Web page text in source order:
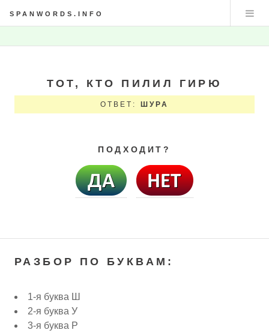
SPANWORDS.INFO
ТОТ, КТО ПИЛИЛ ГИРЮ
ОТВЕТ: ШУРА
ПОДХОДИТ?
РАЗБОР ПО БУКВАМ:
1-я буква Ш
2-я буква У
3-я буква Р